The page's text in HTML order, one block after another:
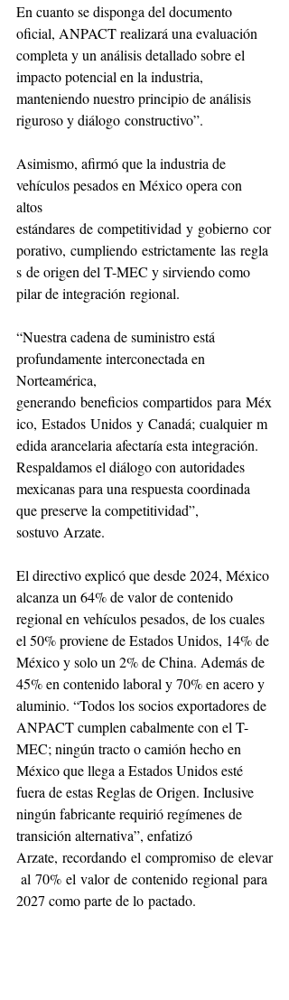
En cuanto se disponga del documento
oficial, ANPACT realizará una evaluación
completa y un análisis detallado sobre el
impacto potencial en la industria,
manteniendo nuestro principio de análisis
riguroso y diálogo constructivo”.
Asimismo, afirmó que la industria de
vehículos pesados en México opera con
altos
estándares de competitividad y gobierno cor
porativo, cumpliendo estrictamente las regla
s de origen del T-MEC y sirviendo como
pilar de integración regional.
“Nuestra cadena de suministro está
profundamente interconectada en
Norteamérica,
generando beneficios compartidos para Méx
ico, Estados Unidos y Canadá; cualquier m
edida arancelaria afectaría esta integración.
Respaldamos el diálogo con autoridades
mexicanas para una respuesta coordinada
que preserve la competitividad”,
sostuvo Arzate.
El directivo explicó que desde 2024, México
alcanza un 64% de valor de contenido
regional en vehículos pesados, de los cuales
el 50% proviene de Estados Unidos, 14% de
México y solo un 2% de China. Además de
45% en contenido laboral y 70% en acero y
aluminio. “Todos los socios exportadores de
ANPACT cumplen cabalmente con el T-
MEC; ningún tracto o camión hecho en
México que llega a Estados Unidos esté
fuera de estas Reglas de Origen. Inclusive
ningún fabricante requirió regímenes de
transición alternativa”, enfatizó
Arzate, recordando el compromiso de elevar
al 70% el valor de contenido regional para
2027 como parte de lo pactado.